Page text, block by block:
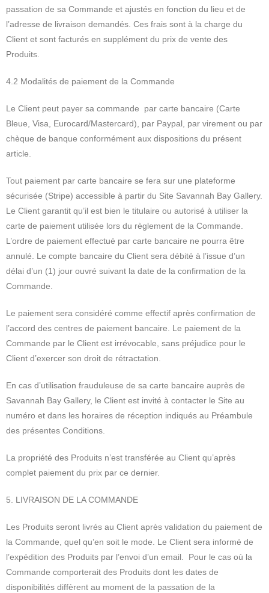
passation de sa Commande et ajustés en fonction du lieu et de
l’adresse de livraison demandés. Ces frais sont à la charge du
Client et sont facturés en supplément du prix de vente des
Produits.
4.2 Modalités de paiement de la Commande
Le Client peut payer sa commande par carte bancaire (Carte
Bleue, Visa, Eurocard/Mastercard), par Paypal, par virement ou par
chèque de banque conformément aux dispositions du présent
article.
Tout paiement par carte bancaire se fera sur une plateforme
sécurisée (Stripe) accessible à partir du Site Savannah Bay Gallery.
Le Client garantit qu’il est bien le titulaire ou autorisé à utiliser la
carte de paiement utilisée lors du règlement de la Commande.
L’ordre de paiement effectué par carte bancaire ne pourra être
annulé. Le compte bancaire du Client sera débité à l’issue d’un
délai d’un (1) jour ouvré suivant la date de la confirmation de la
Commande.
Le paiement sera considéré comme effectif après confirmation de
l’accord des centres de paiement bancaire. Le paiement de la
Commande par le Client est irrévocable, sans préjudice pour le
Client d’exercer son droit de rétractation.
En cas d’utilisation frauduleuse de sa carte bancaire auprès de
Savannah Bay Gallery, le Client est invité à contacter le Site au
numéro et dans les horaires de réception indiqués au Préambule
des présentes Conditions.
La propriété des Produits n’est transférée au Client qu’après
complet paiement du prix par ce dernier.
5. LIVRAISON DE LA COMMANDE
Les Produits seront livrés au Client après validation du paiement de
la Commande, quel qu’en soit le mode. Le Client sera informé de
l’expédition des Produits par l’envoi d’un email. Pour le cas où la
Commande comporterait des Produits dont les dates de
disponibilités diffèrent au moment de la passation de la